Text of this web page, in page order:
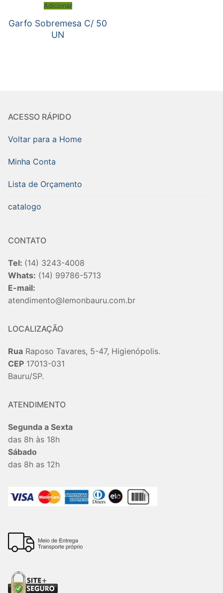
Adicionar
Garfo Sobremesa C/ 50
UN
ACESSO RÁPIDO
Voltar para a Home
Minha Conta
Lista de Orçamento
catalogo
CONTATO
Tel: (14) 3243-4008
Whats: (14) 99786-5713
E-mail:
atendimento@lemonbauru.com.br
LOCALIZAÇÃO
Rua Raposo Tavares, 5-47, Higienópolis.
CEP 17013-031
Bauru/SP.
ATENDIMENTO
Segunda a Sexta
das 8h às 18h
Sábado
das 8h as 12h